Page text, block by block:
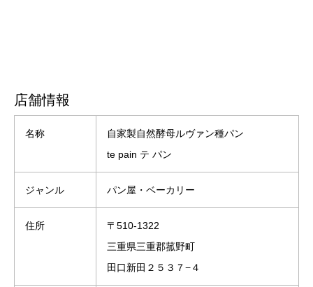
店舗情報
名称
自家製自然酵母ルヴァン種パン
te pain テ パン
ジャンル パン屋・ベーカリー
住所
〒510-1322
三重県三重郡菰野町
田口新田２５３７−４